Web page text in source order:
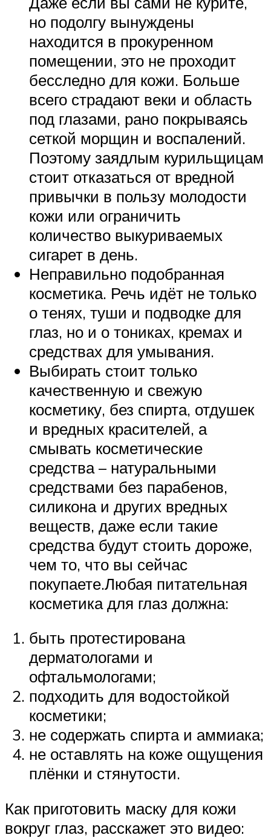
но подолгу вынуждены
находится в прокуренном
помещении, это не проходит
бесследно для кожи. Больше
всего страдают веки и область
под глазами, рано покрываясь
сеткой морщин и воспалений.
Поэтому заядлым курильщицам
стоит отказаться от вредной
привычки в пользу молодости
кожи или ограничить
количество выкуриваемых
сигарет в день.
Неправильно подобранная
косметика. Речь идёт не только
о тенях, туши и подводке для
глаз, но и о тониках, кремах и
средствах для умывания.
Выбирать стоит только
качественную и свежую
косметику, без спирта, отдушек
и вредных красителей, а
смывать косметические
средства – натуральными
средствами без парабенов,
силикона и других вредных
веществ, даже если такие
средства будут стоить дороже,
чем то, что вы сейчас
покупаете.Любая питательная
косметика для глаз должна:
быть протестирована
дерматологами и
офтальмологами;
подходить для водостойкой
косметики;
не содержать спирта и аммиака;
не оставлять на коже ощущения
плёнки и стянутости.
Как приготовить маску для кожи
вокруг глаз, расскажет это видео: